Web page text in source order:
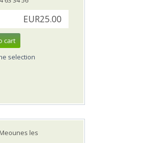
EUR25.00
cart
selection
les